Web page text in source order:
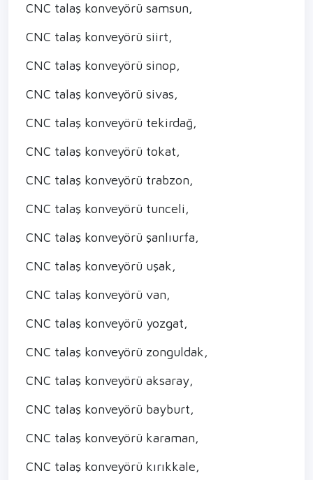
CNC talaş konveyörü samsun,
CNC talaş konveyörü siirt,
CNC talaş konveyörü sinop,
CNC talaş konveyörü sivas,
CNC talaş konveyörü tekirdağ,
CNC talaş konveyörü tokat,
CNC talaş konveyörü trabzon,
CNC talaş konveyörü tunceli,
CNC talaş konveyörü şanlıurfa,
CNC talaş konveyörü uşak,
CNC talaş konveyörü van,
CNC talaş konveyörü yozgat,
CNC talaş konveyörü zonguldak,
CNC talaş konveyörü aksaray,
CNC talaş konveyörü bayburt,
CNC talaş konveyörü karaman,
CNC talaş konveyörü kırıkkale,